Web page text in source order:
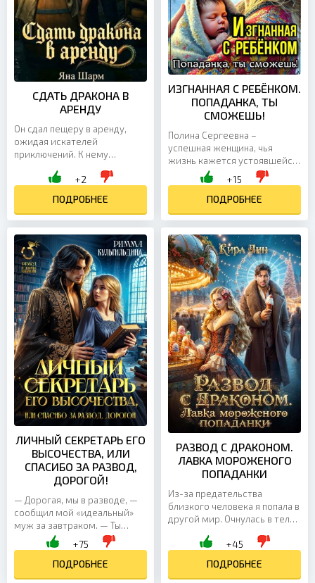
СДАТЬ ДРАКОНА В
АРЕНДУ
Он сдал пещеру в аренду,
ожидая искателей
приключений. К нему
котлами и нулевой верой в
могущественный...
+2
ПОДРОБНЕЕ
ИЗГНАННАЯ С РЕБЁНКОМ.
ПОПАДАНКА, ТЫ
СМОЖЕШЬ!
Полина Сергеевна –
успешная женщина, чья
жизнь кажется устоявшейся,
но один неожиданный вечер
всё меняет. Пятьдесят лет,
одиночество, усталость – и...
+15
ПОДРОБНЕЕ
ЛИЧНЫЙ СЕКРЕТАРЬ ЕГО
ВЫСОЧЕСТВА, ИЛИ
СПАСИБО ЗА РАЗВОД,
ДОРОГОЙ!
— Дорогая, мы в разводе, —
сообщил мой «идеальный»
муж за завтраком. — Ты
сухарь. Бездушный человек
и… — он окинул меня
оценивающим взглядом, — ни
на...
+75
ПОДРОБНЕЕ
РАЗВОД С ДРАКОНОМ.
ЛАВКА МОРОЖЕНОГО
ПОПАДАНКИ
Из-за предательства
близкого человека я попала в
другой мир. Очнулась в теле
поймана на измене с его
+45
ПОДРОБНЕЕ